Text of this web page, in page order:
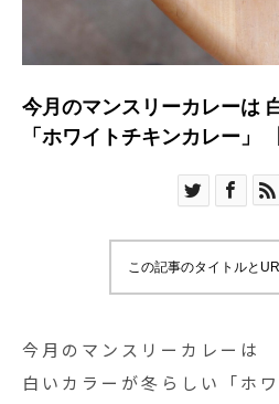
今月のマンスリーカレーは
「ホワイトチキンカレー」
この記事のタイトルと
今月のマンスリーカレーは
白いカラーが冬らしい「ホ